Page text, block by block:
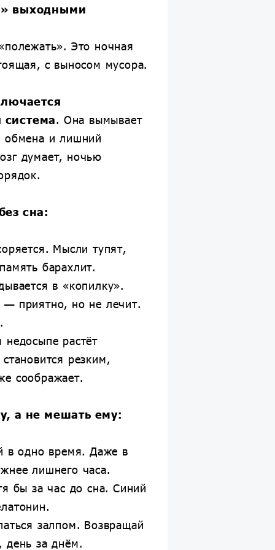
выходными
Это ночная
с выносом мусора.
. Она вымывает
обмена и лишний
думает, ночью
сна:
Мысли тупят,
барахлит.
в «копилку».
приятно, но не лечит.
растёт
резким,
соображает.
а не мешать ему:
в одно время. Даже в
лишнего часа.
бы за час до сна. Синий
залпом. Возвращай
день за днём.